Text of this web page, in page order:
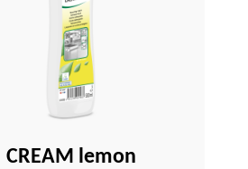
CREAM lemon